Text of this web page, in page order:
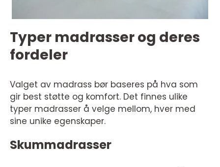
Typer madrasser og deres
fordeler
Valget av madrass bør baseres på hva som
gir best støtte og komfort. Det finnes ulike
typer madrasser å velge mellom, hver med
sine unike egenskaper.
Skummadrasser